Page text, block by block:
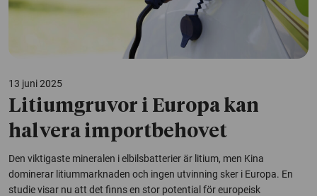
13 juni 2025
Litiumgruvor i Europa kan
halvera importbehovet
Den viktigaste mineralen i elbilsbatterier är litium, men Kina
dominerar litiummarknaden och ingen utvinning sker i Europa. En
studie visar nu att det finns en stor potential för europeisk